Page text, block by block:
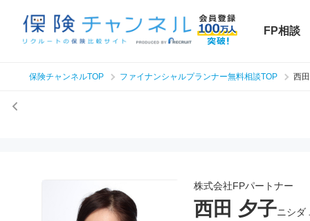
FP相談
保険チャンネルTOP ファイナンシャルプランナー無料相談TOP 西
株式会社FPパートナー
西田 夕子ニシダ